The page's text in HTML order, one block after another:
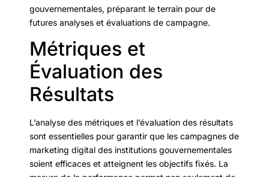
gouvernementales, préparant le terrain pour de
futures analyses et évaluations de campagne.
Métriques et
Évaluation des
Résultats
L’analyse des métriques et l’évaluation des résultats
sont essentielles pour garantir que les campagnes de
marketing digital des institutions gouvernementales
soient efficaces et atteignent les objectifs fixés. La